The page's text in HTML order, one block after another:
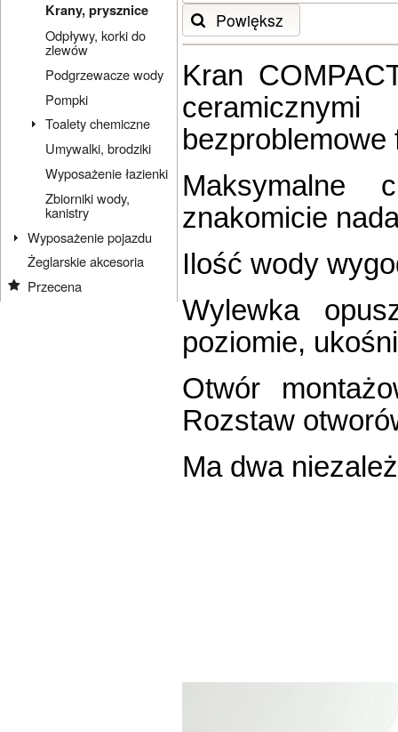
Krany, prysznice
Odpływy, korki do
zlewów
Podgrzewacze wody
Pompki
Toalety chemiczne
Umywalki, brodziki
Wyposażenie łazienki
Zbiorniki wody,
kanistry
Wyposażenie pojazdu
Żeglarskie akcesoria
Przecena
Powiększ
Kran
bezproblemowe
Maksymalne
znakomicie
Ilość wody
Wylewka
poziomie,
Otwór
Rozstaw
Ma dwa